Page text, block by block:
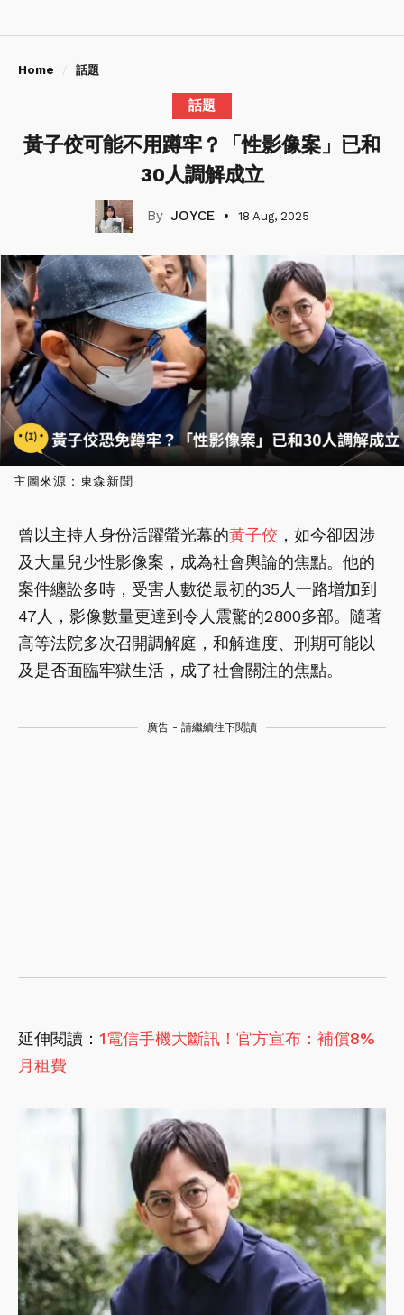
Home 話題
話題
黃子佼可能不用蹲牢？「性影像案」已和
30人調解成立
JOYCE 18 Aug, 2025
主圖來源：東森新聞
曾以主持人身份活躍螢光幕的黃子佼 ，如今卻因涉
及大量兒少性影像案，成為社會輿論的焦點。他的
案件纏訟多時，受害人數從最初的35人一路增加到
47人，影像數量更達到令人震驚的2800多部。隨著
高等法院多次召開調解庭，和解進度、刑期可能以
及是否面臨牢獄生活，成了社會關注的焦點。
廣告 - 請繼續往下閱讀
延伸閱讀： 1電信手機大斷訊！官方宣布：補償8%
月租費